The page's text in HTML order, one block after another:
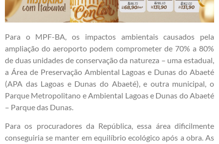
Para o MPF-BA, os impactos ambientais causados pela
ampliação do aeroporto podem comprometer de 70% a 80%
de duas unidades de conservação da natureza – uma estadual,
a Área de Preservação Ambiental Lagoas e Dunas do Abaeté
(APA das Lagoas e Dunas do Abaeté), e outra municipal, o
Parque Metropolitano e Ambiental Lagoas e Dunas do Abaeté
– Parque das Dunas.
Para os procuradores da República, essa área dificilmente
conseguiria se manter em equilíbrio ecológico após a obra. As